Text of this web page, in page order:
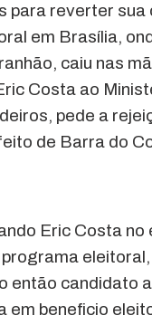
para reverter
em Brasília,
caiu nas
Costa ao
pede a
de Barra do
Eric Costa
então candidato
em beneficio